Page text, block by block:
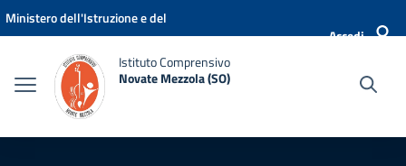
Vai ai contenuti
Vai al menu di navigazione
Vai al footer
Ministero dell'Istruzione e del
Accedi
Istituto Comprensivo
Novate Mezzola (SO)